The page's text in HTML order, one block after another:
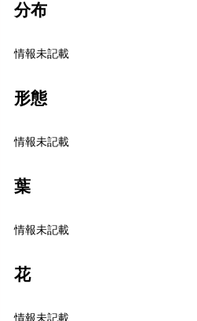
分布
情報未記載
形態
情報未記載
葉
情報未記載
花
情報未記載